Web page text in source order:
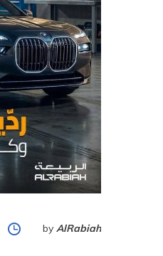
by AlRabiah